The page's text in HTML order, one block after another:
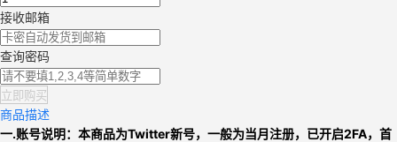
接收邮箱
查询密码
立即购买
商品描述
一.账号说明：本商品为Twitter新号， 一般为当月注册，已开启2FA， 首